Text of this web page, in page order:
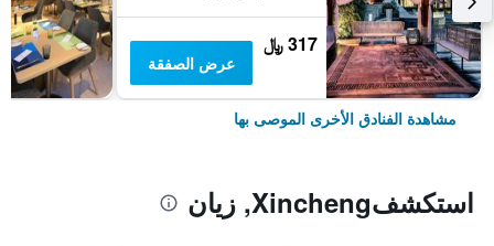
317 ﷼
عرض الصفقة
مشاهدة الفنادق الأخرى الموصى بها
استكشفXincheng, زيان